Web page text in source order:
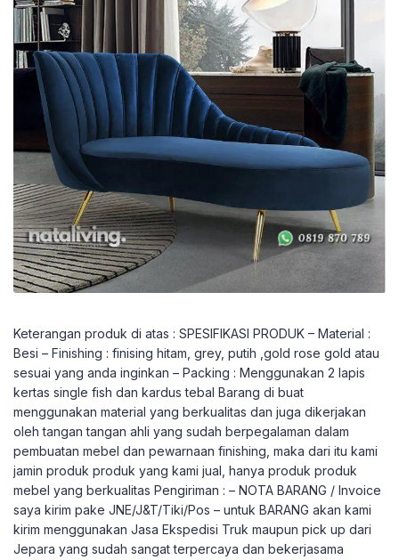
Keterangan produk di atas : SPESIFIKASI PRODUK – Material :
Besi – Finishing : finising hitam, grey, putih ,gold rose gold atau
sesuai yang anda inginkan – Packing : Menggunakan 2 lapis
kertas single fish dan kardus tebal Barang di buat
menggunakan material yang berkualitas dan juga dikerjakan
oleh tangan tangan ahli yang sudah berpegalaman dalam
pembuatan mebel dan pewarnaan finishing, maka dari itu kami
jamin produk produk yang kami jual, hanya produk produk
mebel yang berkualitas Pengiriman : – NOTA BARANG / Invoice
saya kirim pake JNE/J&T/Tiki/Pos – untuk BARANG akan kami
kirim menggunakan Jasa Ekspedisi Truk maupun pick up dari
Jepara yang sudah sangat terpercaya dan bekerjasama